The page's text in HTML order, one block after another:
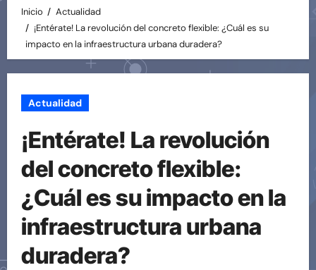
Inicio
Actualidad
¡Entérate! La revolución del concreto flexible: ¿Cuál es su
impacto en la infraestructura urbana duradera?
Actualidad
¡Entérate! La revolución
del concreto flexible:
¿Cuál es su impacto en la
infraestructura urbana
duradera?